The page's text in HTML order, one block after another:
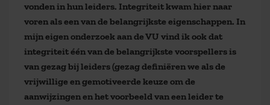
vonden in hun leiders. Integriteit kwam hier naar
voren als een van de belangrijkste eigenschappen. In
mijn eigen onderzoek aan de VU vind ik ook dat
integriteit één van de belangrijkste voorspellers is
van gezag bij leiders (gezag definiëren we als de
vrijwillige en gemotiveerde keuze om de
aanwijzingen en het voorbeeld van een leider te